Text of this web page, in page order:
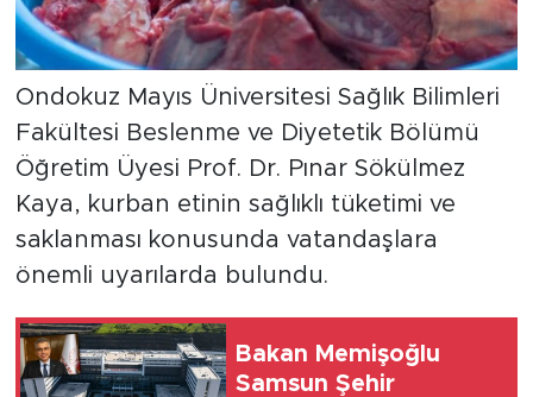
Ondokuz Mayıs Üniversitesi Sağlık Bilimleri
Fakültesi Beslenme ve Diyetetik Bölümü
Öğretim Üyesi Prof. Dr. Pınar Sökülmez
Kaya, kurban etinin sağlıklı tüketimi ve
saklanması konusunda vatandaşlara
önemli uyarılarda bulundu.
Bakan Memişoğlu
Samsun Şehir